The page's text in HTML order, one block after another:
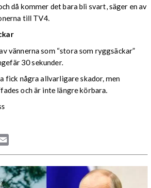
då kommer det bara bli svart, säger en av
till TV4.
vännerna som “stora som ryggsäckar”
30 sekunder.
fick några allvarligare skador, men
och är inte längre körbara.